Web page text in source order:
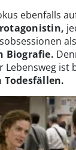
ebenfalls
Biografie.
Lebensweg ist
Todesfällen.